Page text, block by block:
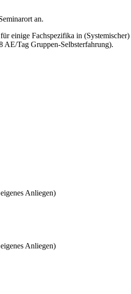
an.
einige Fachspezifika in
AE/Tag Gruppen-Selbsterfahrung).
Anliegen)
Anliegen)